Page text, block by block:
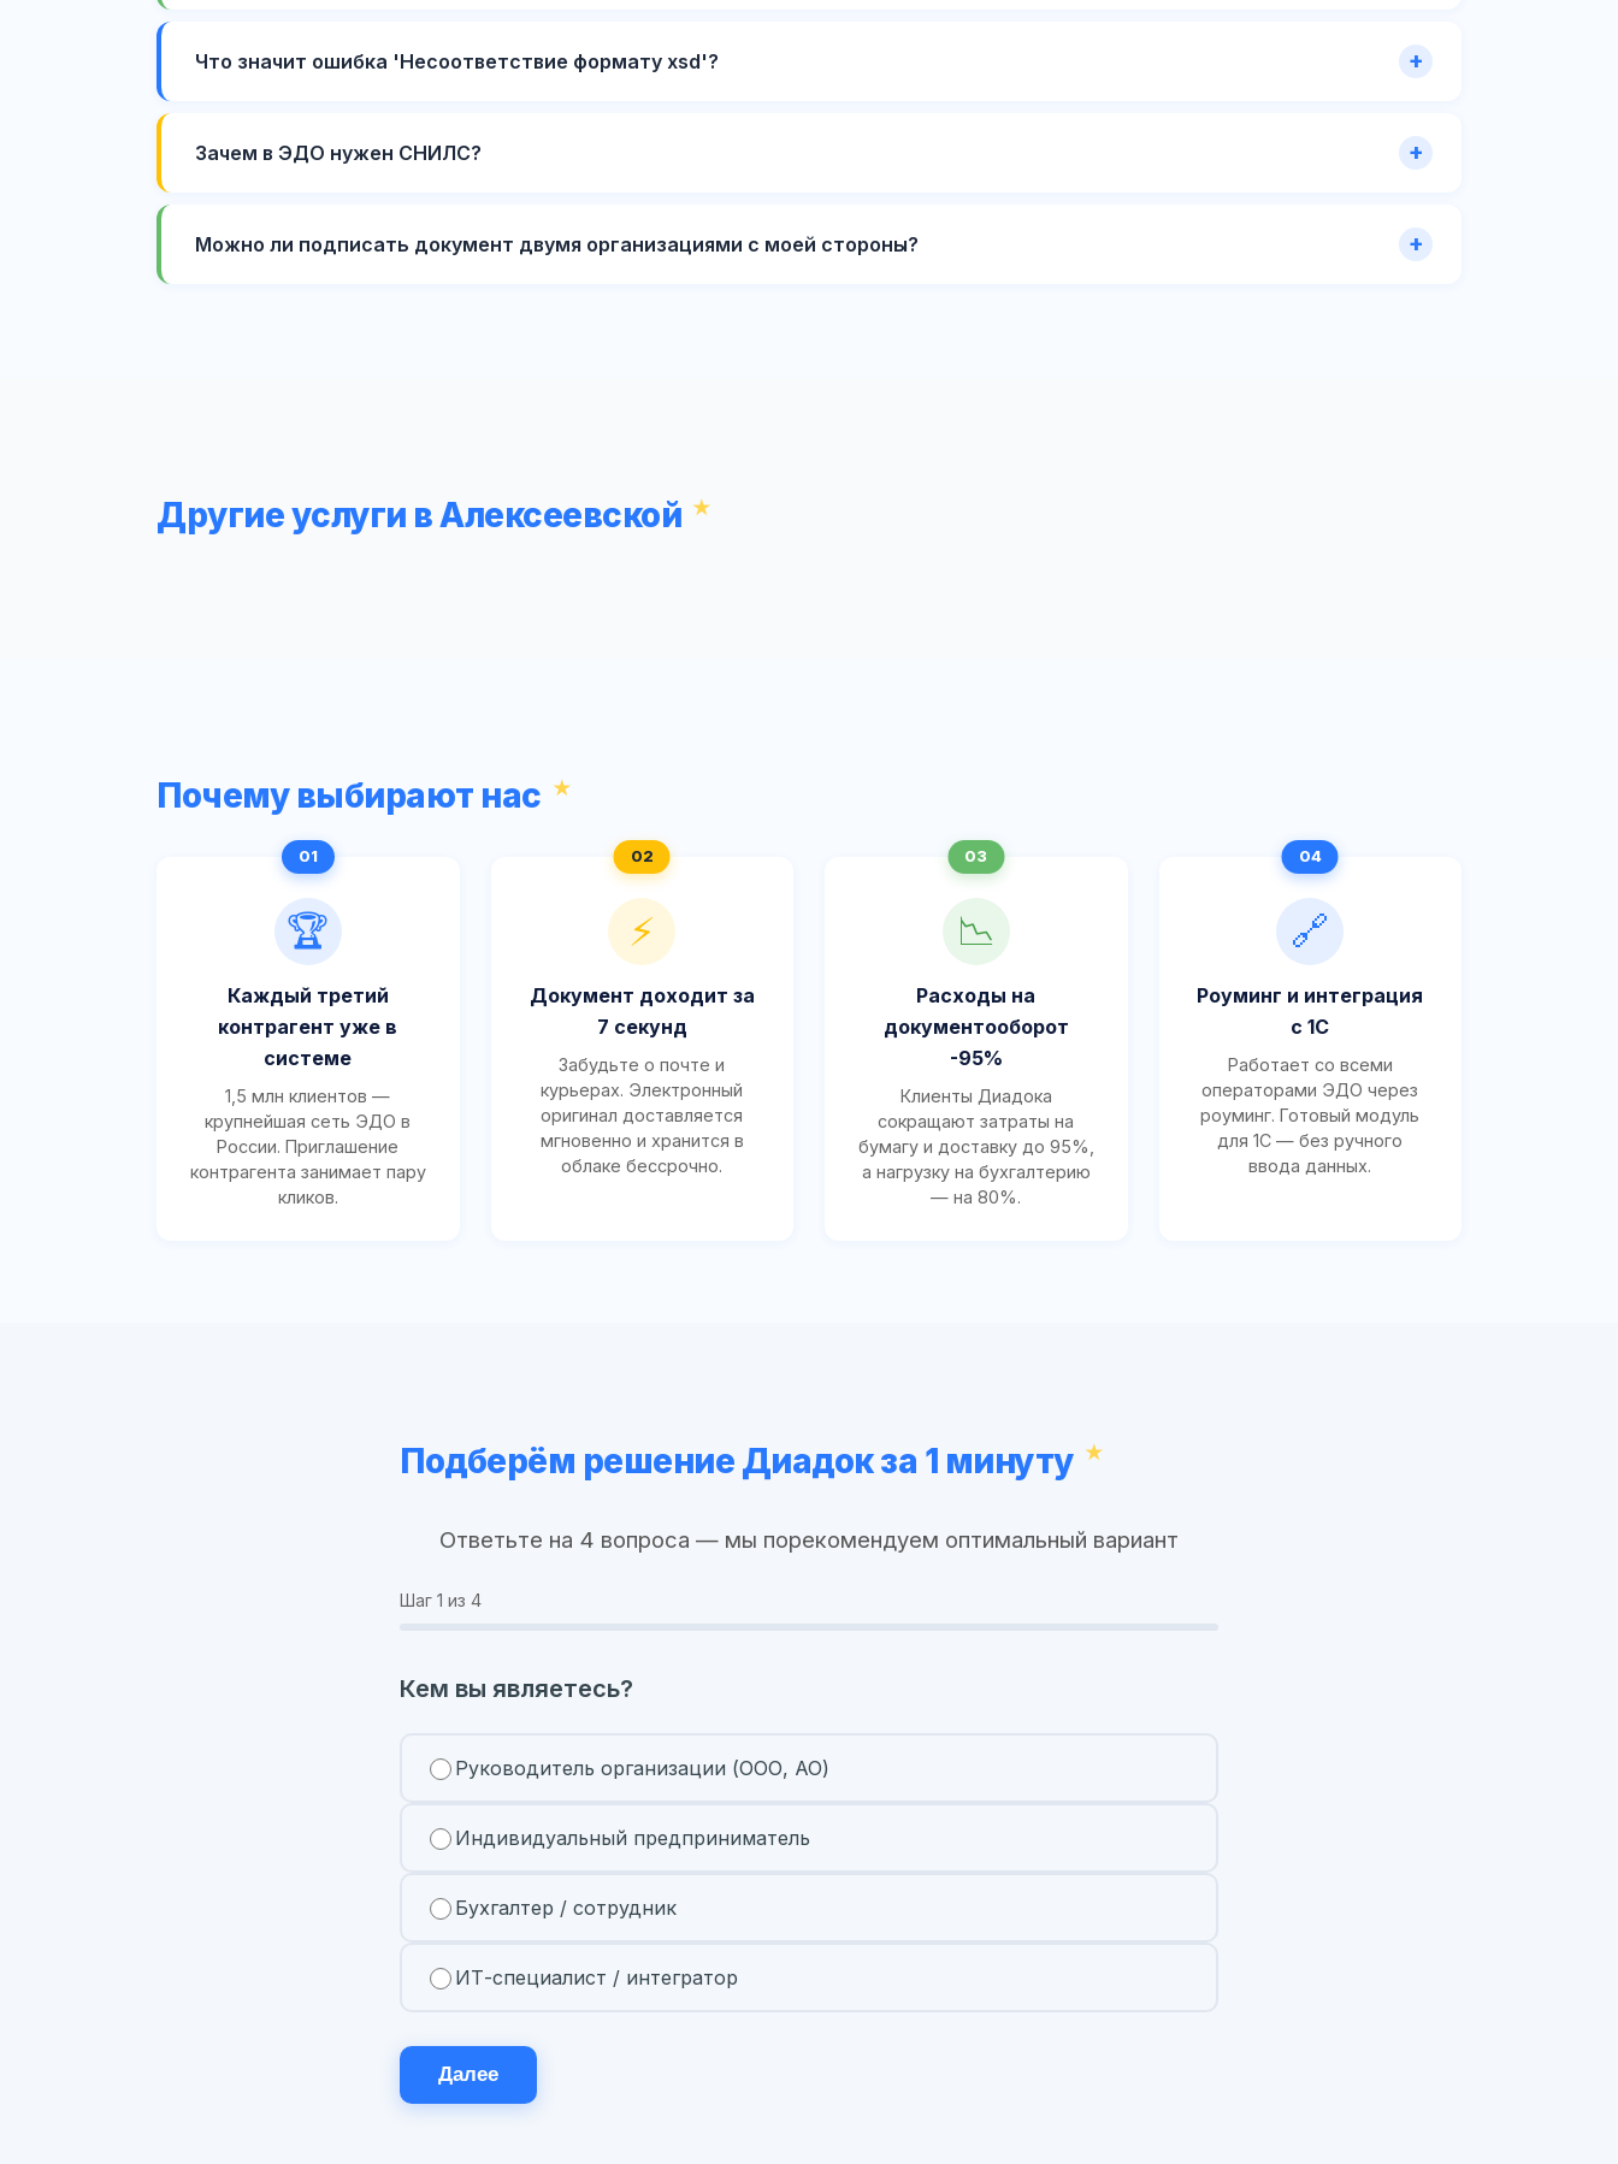
Что значит ошибка 'Несоответствие формату xsd'?
Зачем в ЭДО нужен СНИЛС?
Можно ли подписать документ двумя организациями с моей стороны?
Другие услуги в Алексеевской
Почему выбирают нас
🏆
Каждый третий
контрагент уже в
системе
1,5 млн клиентов —
крупнейшая сеть ЭДО в
России. Приглашение
контрагента занимает пару
кликов.
⚡
Документ доходит за
7 секунд
Забудьте о почте и
курьерах. Электронный
оригинал доставляется
мгновенно и хранится в
облаке бессрочно.
📉
Расходы на
документооборот
-95%
Клиенты Диадока
сокращают затраты на
бумагу и доставку до 95%,
а нагрузку на бухгалтерию
— на 80%.
🔗
Роуминг и интеграция
с 1С
Работает со всеми
операторами ЭДО через
роуминг. Готовый модуль
для 1С — без ручного
ввода данных.
Подберём решение Диадок за 1 минуту
Ответьте на 4 вопроса — мы порекомендуем оптимальный вариант
Шаг 1 из 4
Кем вы являетесь?
Руководитель организации (ООО, АО)
Индивидуальный предприниматель
Бухгалтер / сотрудник
ИТ-специалист / интегратор
Далее